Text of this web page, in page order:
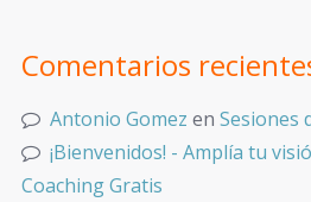
Comentarios
Antonio Gomez en Sesiones
¡Bienvenidos! - Amplía tu
Coaching Gratis